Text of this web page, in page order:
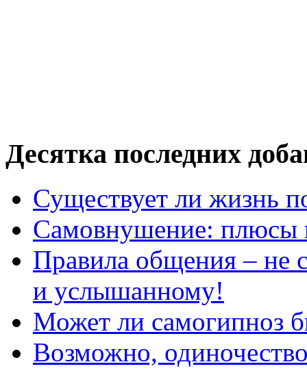
Десятка последних
Существует ли жизнь
Самовнушение: плюсы
Правила общения – не
и услышанному!
Может ли самогипноз
Возможно,